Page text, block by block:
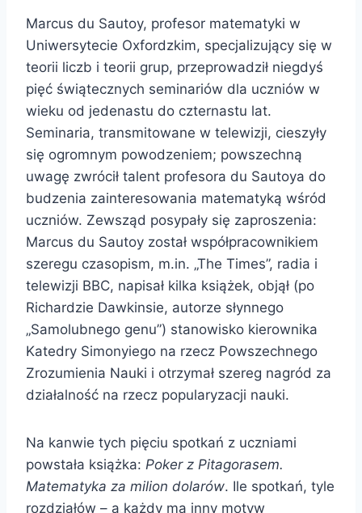
Marcus du Sautoy, profesor matematyki w
Uniwersytecie Oxfordzkim, specjalizujący się w
teorii liczb i teorii grup, przeprowadził niegdyś
pięć świątecznych seminariów dla uczniów w
wieku od jedenastu do czternastu lat.
Seminaria, transmitowane w telewizji, cieszyły
się ogromnym powodzeniem; powszechną
uwagę zwrócił talent profesora du Sautoya do
budzenia zainteresowania matematyką wśród
uczniów. Zewsząd posypały się zaproszenia:
Marcus du Sautoy został współpracownikiem
szeregu czasopism, m.in. „The Times”, radia i
telewizji BBC, napisał kilka książek, objął (po
Richardzie Dawkinsie, autorze słynnego
„Samolubnego genu”) stanowisko kierownika
Katedry Simonyiego na rzecz Powszechnego
Zrozumienia Nauki i otrzymał szereg nagród za
działalność na rzecz popularyzacji nauki.
Na kanwie tych pięciu spotkań z uczniami
powstała książka: Poker z Pitagorasem.
Matematyka za milion dolarów. Ile spotkań, tyle
rozdziałów – a każdy ma inny motyw